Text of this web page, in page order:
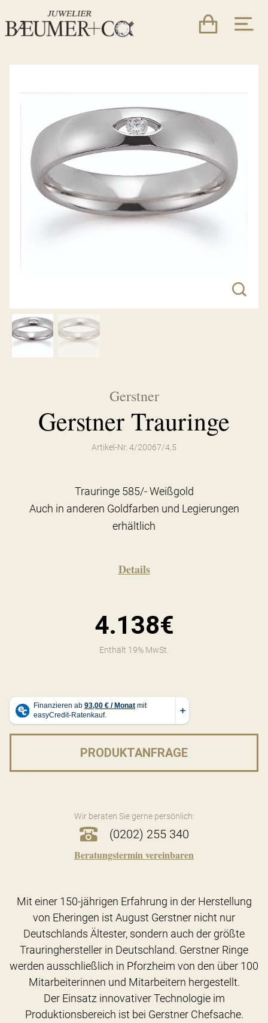
Gerstner
Gerstner Trauringe
Artikel-Nr. 4/20067/4,5
Trauringe 585/- Weißgold
Auch in anderen Goldfarben und Legierungen
erhältlich
Details
4.138€
Enthält 19% MwSt.
PRODUKTANFRAGE
Wir beraten Sie gerne persönlich:
(0202) 255 340
Beratungstermin vereinbaren
Mit einer 150-jährigen Erfahrung in der Herstellung
von Eheringen ist August Gerstner nicht nur
Deutschlands Ältester, sondern auch der größte
Trauringhersteller in Deutschland. Gerstner Ringe
werden ausschließlich in Pforzheim von den über 100
Mitarbeiterinnen und Mitarbeitern hergestellt.
Der Einsatz innovativer Technologie im
Produktionsbereich ist bei Gerstner Chefsache.